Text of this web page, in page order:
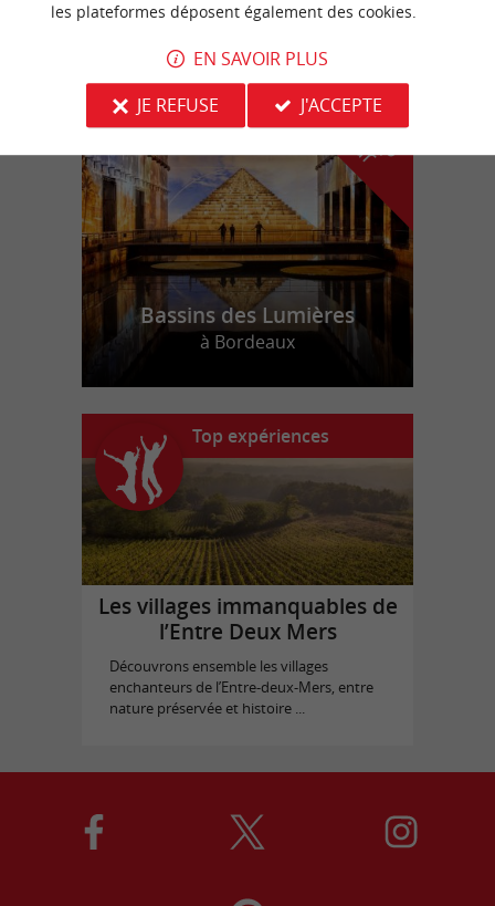
n
o
t
r
e
c
o
u
p
d
e
c
o
e
u
r
Bassins des Lumières
à Bordeaux
Top expériences
Les villages immanquables de
l’Entre Deux Mers
Découvrons ensemble les villages
enchanteurs de l’Entre-deux-Mers, entre
nature préservée et histoire ...
les plateformes déposent également des cookies.
EN SAVOIR PLUS
JE REFUSE
J'ACCEPTE